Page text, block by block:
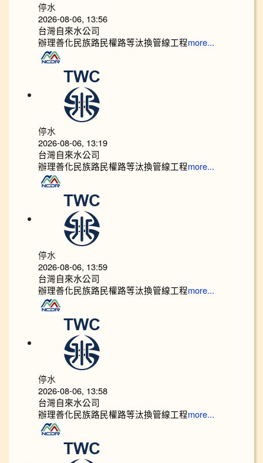
停水
2026-08-06, 13:56
台灣自來水公司
辦理善化民族路民權路等汰換管線工程more...
停水
2026-08-06, 13:19
台灣自來水公司
辦理善化民族路民權路等汰換管線工程more...
停水
2026-08-06, 13:59
台灣自來水公司
辦理善化民族路民權路等汰換管線工程more...
停水
2026-08-06, 13:58
台灣自來水公司
辦理善化民族路民權路等汰換管線工程more...